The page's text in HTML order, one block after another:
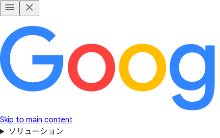
Skip to main content
ソリューション